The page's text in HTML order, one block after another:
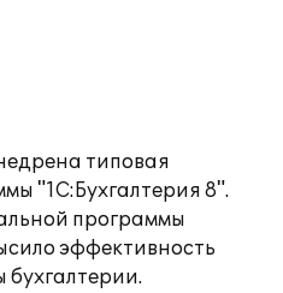
типовая
"1С:Бухгалтерия 8".
программы
эффективность